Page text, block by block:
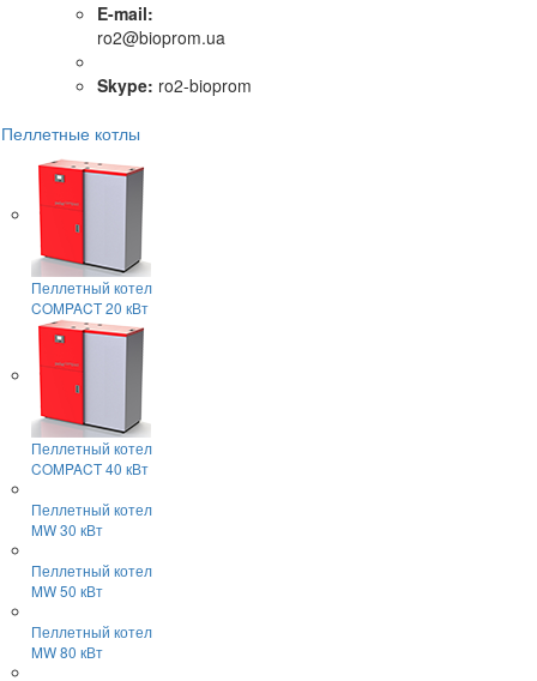
E-mail:
ro2@bioprom.ua
Skype: ro2-bioprom
Пеллетные котлы
Пеллетный котел
COMPACT 20 кВт
Пеллетный котел
COMPACT 40 кВт
Пеллетный котел
MW 30 кВт
Пеллетный котел
MW 50 кВт
Пеллетный котел
MW 80 кВт